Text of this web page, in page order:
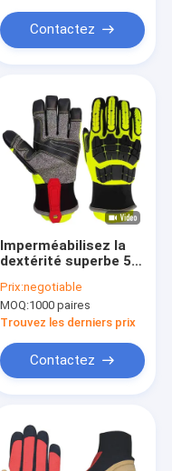
Contactez
Imperméabilisez la
dextérité superbe 5
dégagement de
délivrance de la taille
8/9/10
Prix:negotiable
MOQ:1000 paires
Trouvez les derniers prix
Contactez